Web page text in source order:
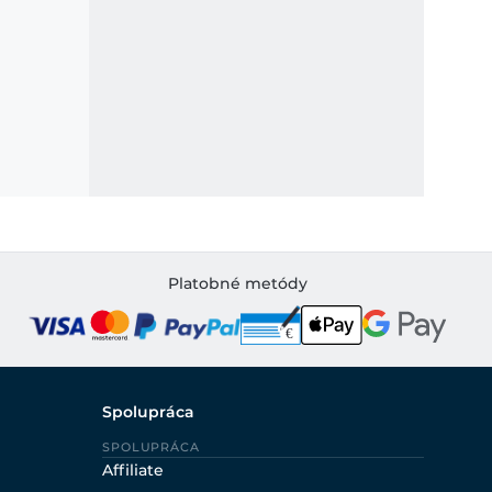
Platobné metódy
Spolupráca
SPOLUPRÁCA
Affiliate